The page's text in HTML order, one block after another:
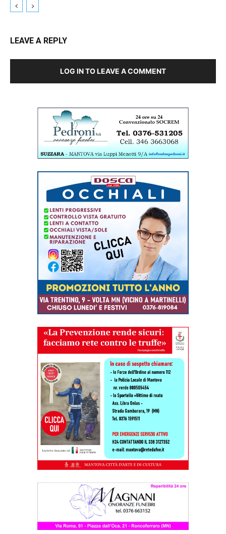
LEAVE A REPLY
LOG IN TO LEAVE A COMMENT